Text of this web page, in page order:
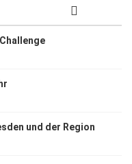
und der Region